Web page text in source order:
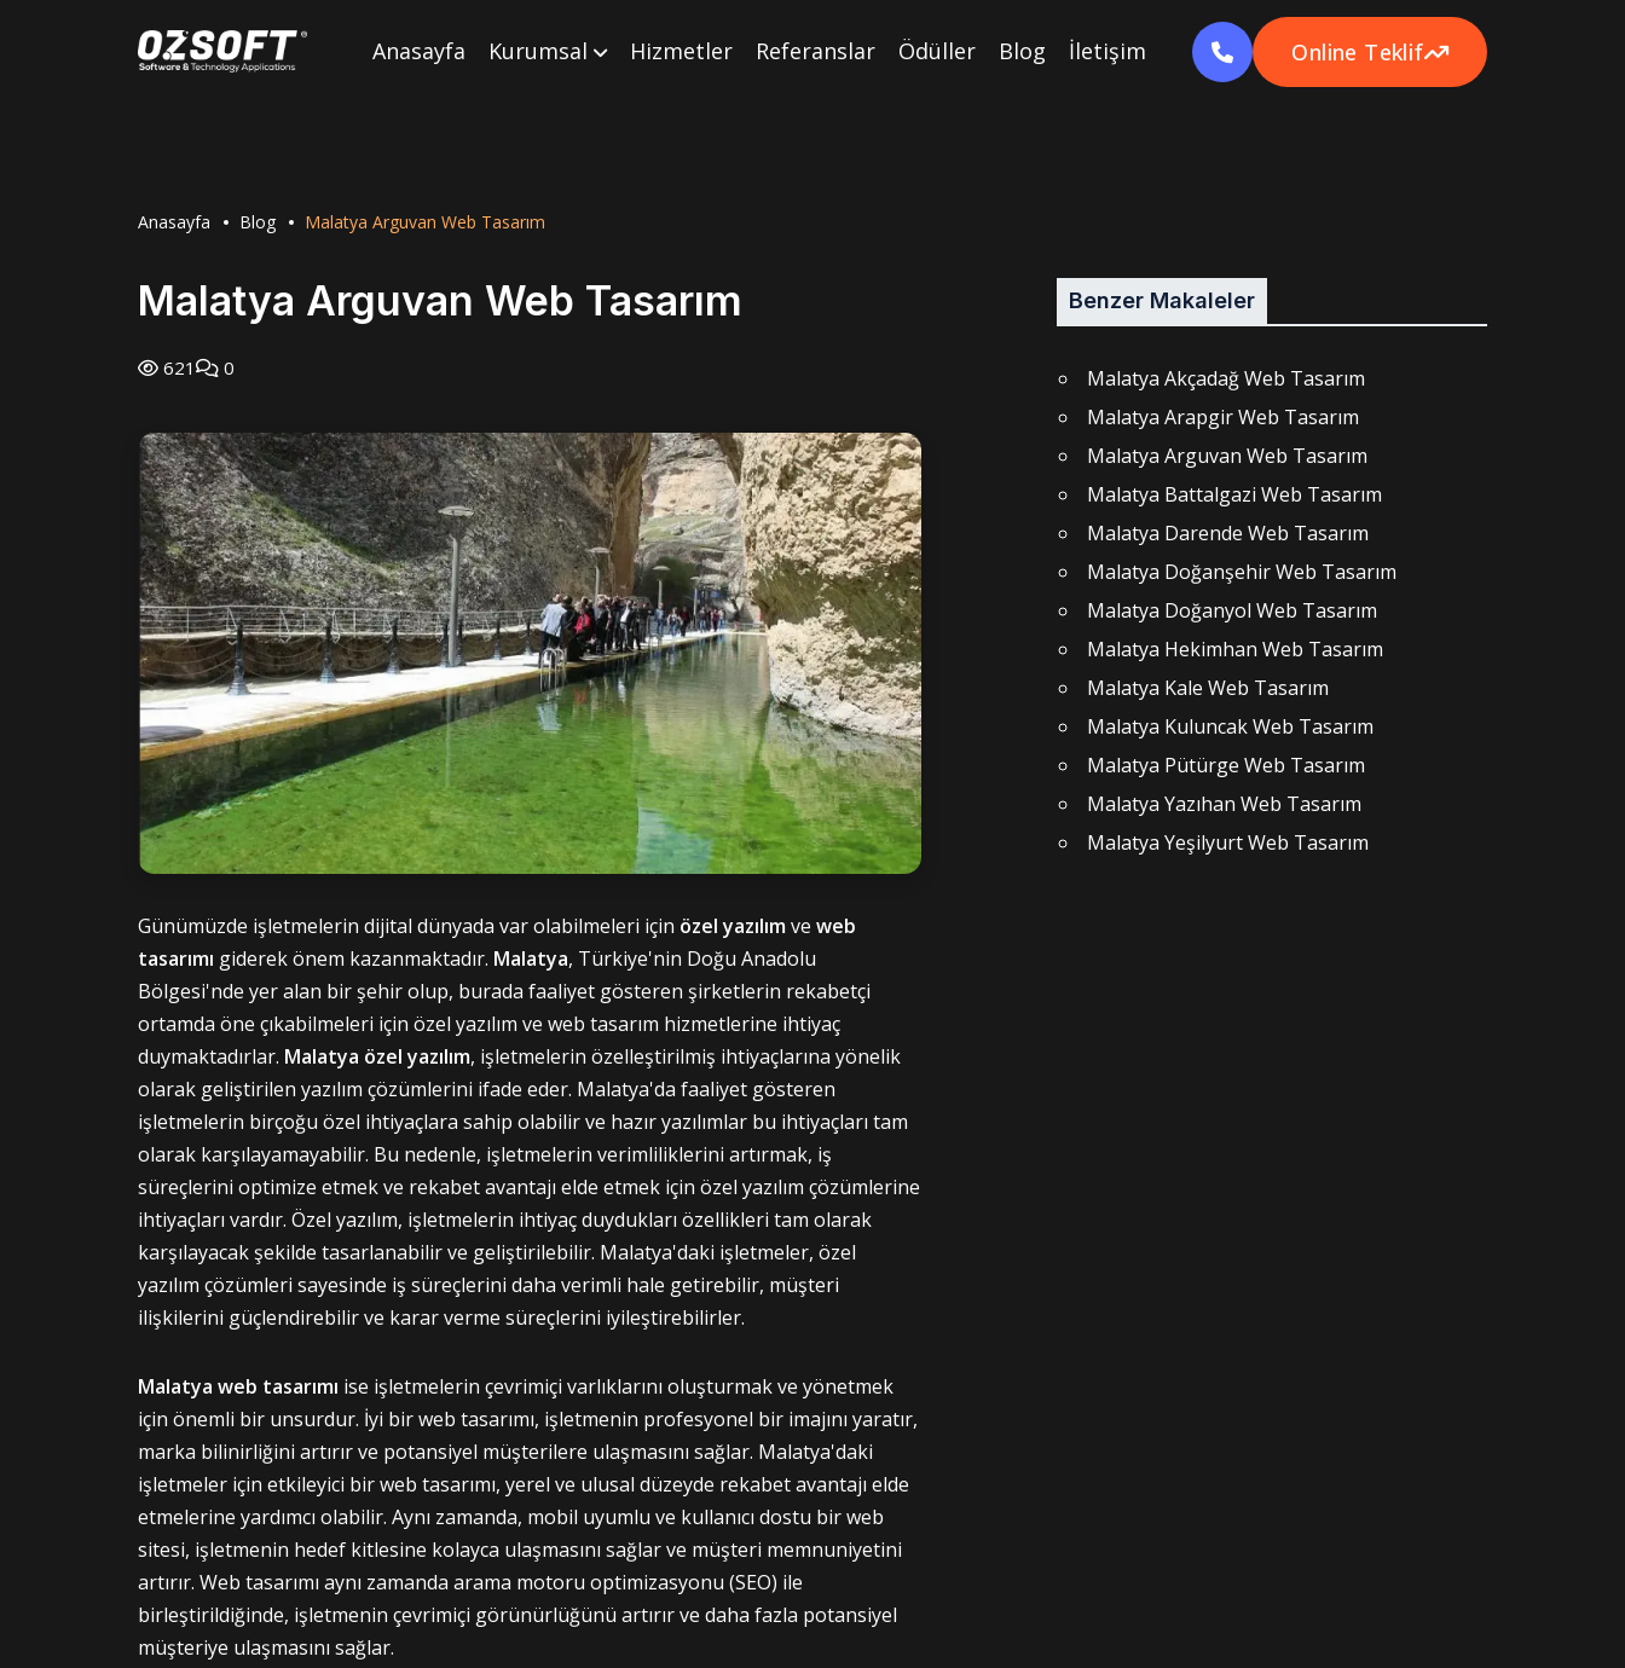
Anasayfa Kurumsal Hizmetler Referanslar Ödüller Blog İletişim Online Teklif
Anasayfa Blog Malatya Arguvan Web Tasarım
Malatya Arguvan Web Tasarım
621 0
Günümüzde işletmelerin dijital dünyada var olabilmeleri için özel yazılımve web
tasarımı giderek önem kazanmaktadır. Malatya, Türkiye'nin Doğu Anadolu
Bölgesi'nde yer alan bir şehir olup, burada faaliyet gösteren şirketlerin rekabetçi
ortamda öne çıkabilmeleri için özel yazılım ve web tasarım hizmetlerine ihtiyaç
duymaktadırlar. Malatya özel yazılım, işletmelerin özelleştirilmiş ihtiyaçlarına yönelik
olarak geliştirilen yazılım çözümlerini ifade eder. Malatya'da faaliyet gösteren
işletmelerin birçoğu özel ihtiyaçlara sahip olabilir ve hazır yazılımlar bu ihtiyaçları tam
olarak karşılayamayabilir. Bu nedenle, işletmelerin verimliliklerini artırmak, iş
süreçlerini optimize etmek ve rekabet avantajı elde etmek için özel yazılım çözümlerine
ihtiyaçları vardır. Özel yazılım, işletmelerin ihtiyaç duydukları özellikleri tam olarak
karşılayacak şekilde tasarlanabilir ve geliştirilebilir. Malatya'daki işletmeler, özel
yazılım çözümleri sayesinde iş süreçlerini daha verimli hale getirebilir, müşteri
ilişkilerini güçlendirebilir ve karar verme süreçlerini iyileştirebilirler.
Malatya web tasarımı ise işletmelerin çevrimiçi varlıklarını oluşturmak ve yönetmek
için önemli bir unsurdur. İyi bir web tasarımı, işletmenin profesyonel bir imajını yaratır,
marka bilinirliğini artırır ve potansiyel müşterilere ulaşmasını sağlar. Malatya'daki
işletmeler için etkileyici bir web tasarımı, yerel ve ulusal düzeyde rekabet avantajı elde
etmelerine yardımcı olabilir. Aynı zamanda, mobil uyumlu ve kullanıcı dostu bir web
sitesi, işletmenin hedef kitlesine kolayca ulaşmasını sağlar ve müşteri memnuniyetini
artırır. Web tasarımı aynı zamanda arama motoru optimizasyonu (SEO) ile
birleştirildiğinde, işletmenin çevrimiçi görünürlüğünü artırır ve daha fazla potansiyel
müşteriye ulaşmasını sağlar.
Benzer Makaleler
Malatya Akçadağ Web Tasarım
Malatya Arapgir Web Tasarım
Malatya Arguvan Web Tasarım
Malatya Battalgazi Web Tasarım
Malatya Darende Web Tasarım
Malatya Doğanşehir Web Tasarım
Malatya Doğanyol Web Tasarım
Malatya Hekimhan Web Tasarım
Malatya Kale Web Tasarım
Malatya Kuluncak Web Tasarım
Malatya Pütürge Web Tasarım
Malatya Yazıhan Web Tasarım
Malatya Yeşilyurt Web Tasarım